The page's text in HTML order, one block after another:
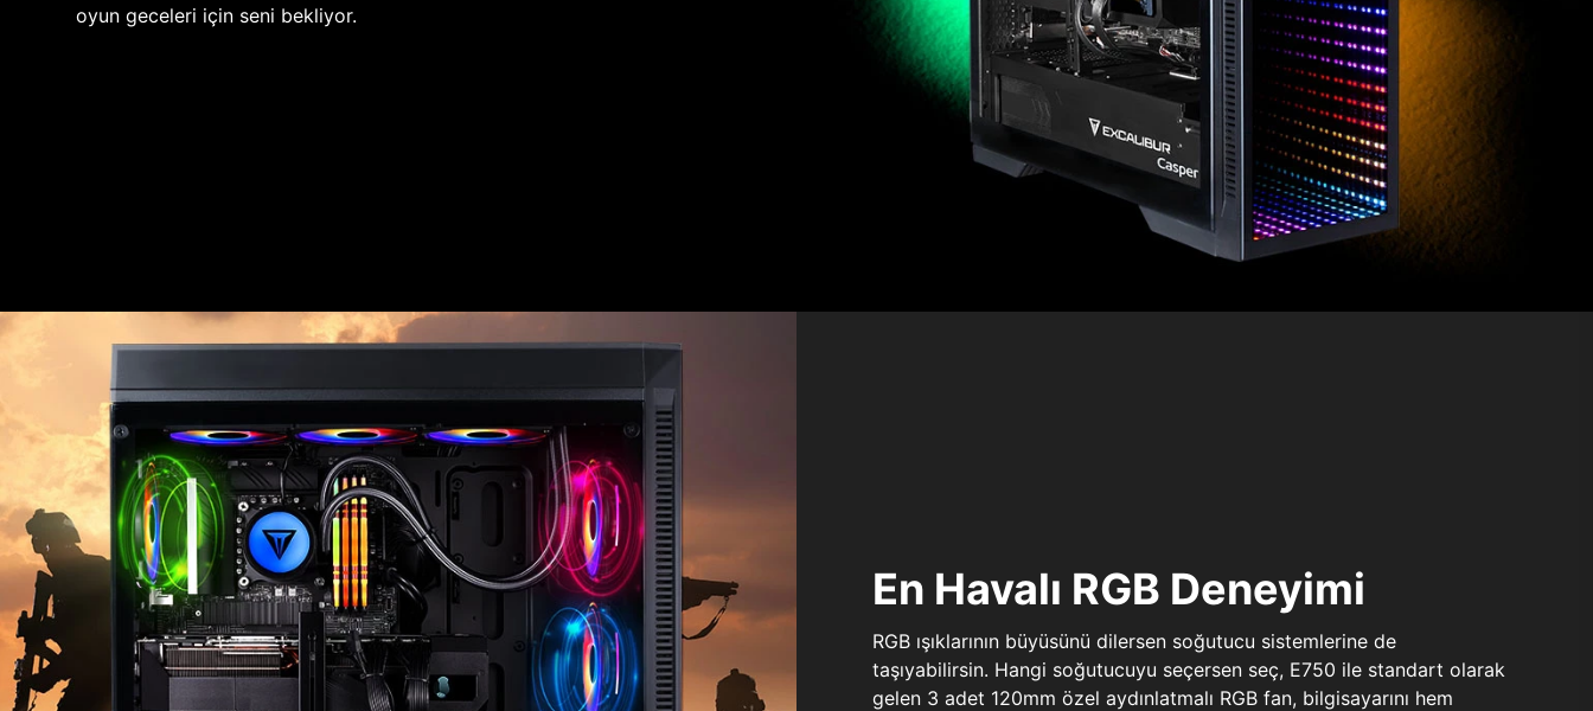
oyun geceleri için seni bekliyor.
En Havalı RGB Deneyimi
RGB ışıklarının büyüsünü dilersen soğutucu sistemlerine de
taşıyabilirsin. Hangi soğutucuyu seçersen seç, E750 ile standart olarak
gelen 3 adet 120mm özel aydınlatmalı RGB fan, bilgisayarını hem